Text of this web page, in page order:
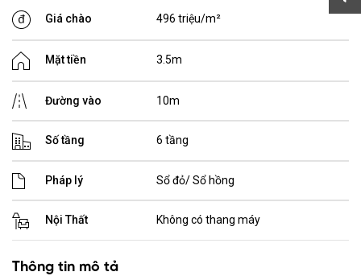
Giá chào 496 triệu/m²
Mặt tiền 3.5m
Đường vào 10m
Số tầng 6 tầng
Pháp lý Sổ đỏ/ Sổ hồng
Nội Thất Không có thang máy
Thông tin mô tả